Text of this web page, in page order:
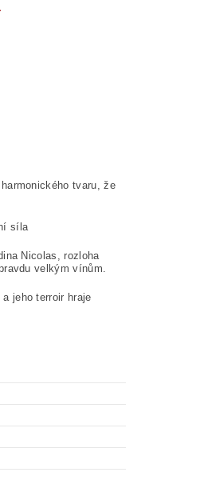
tvaru, že
síla
Nicolas, rozloha
velkým vínům.
jeho terroir hraje